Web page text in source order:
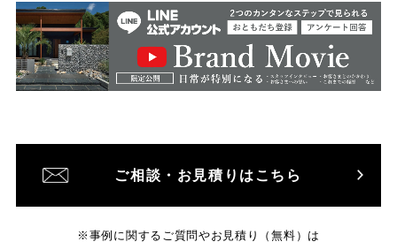
ご相談・お見積りはこちら
※事例に関するご質問やお見積り（無料）は